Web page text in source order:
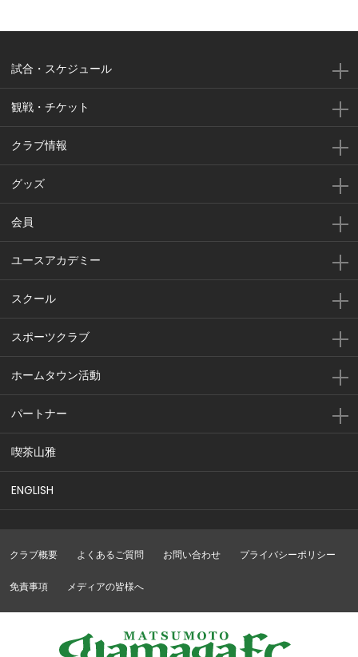
試合・スケジュール
観戦・チケット
クラブ情報
グッズ
会員
ユースアカデミー
スクール
スポーツクラブ
ホームタウン活動
パートナー
喫茶山雅
ENGLISH
クラブ概要 よくあるご質問 お問い合わせ プライバシーポリシー
免責事項 メディアの皆様へ